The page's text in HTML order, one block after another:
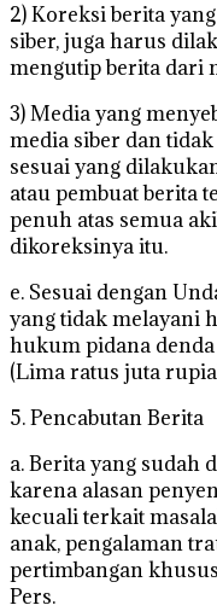
2) Koreksi berita
siber, juga harus
mengutip berita dari
3) Media yang
media siber dan
sesuai yang
atau pembuat berita
penuh atas semua
dikoreksinya itu.
e. Sesuai dengan
yang tidak melayani
hukum pidana
(Lima ratus juta
5. Pencabutan Berita
a. Berita yang sudah
karena alasan
kecuali terkait
anak, pengalaman
pertimbangan
Pers.